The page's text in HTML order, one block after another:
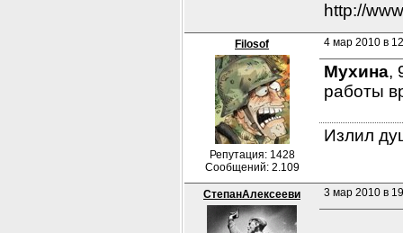
http://
Filosof
Репутация: 1428
Сообщений: 2.109
4 мар 2010 в
Мухина,
работы
Излил
СтепанАлексееви 3 мар 2010 в